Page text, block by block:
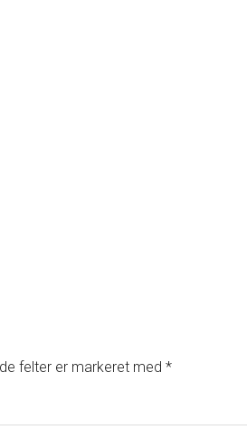
felter er markeret med *